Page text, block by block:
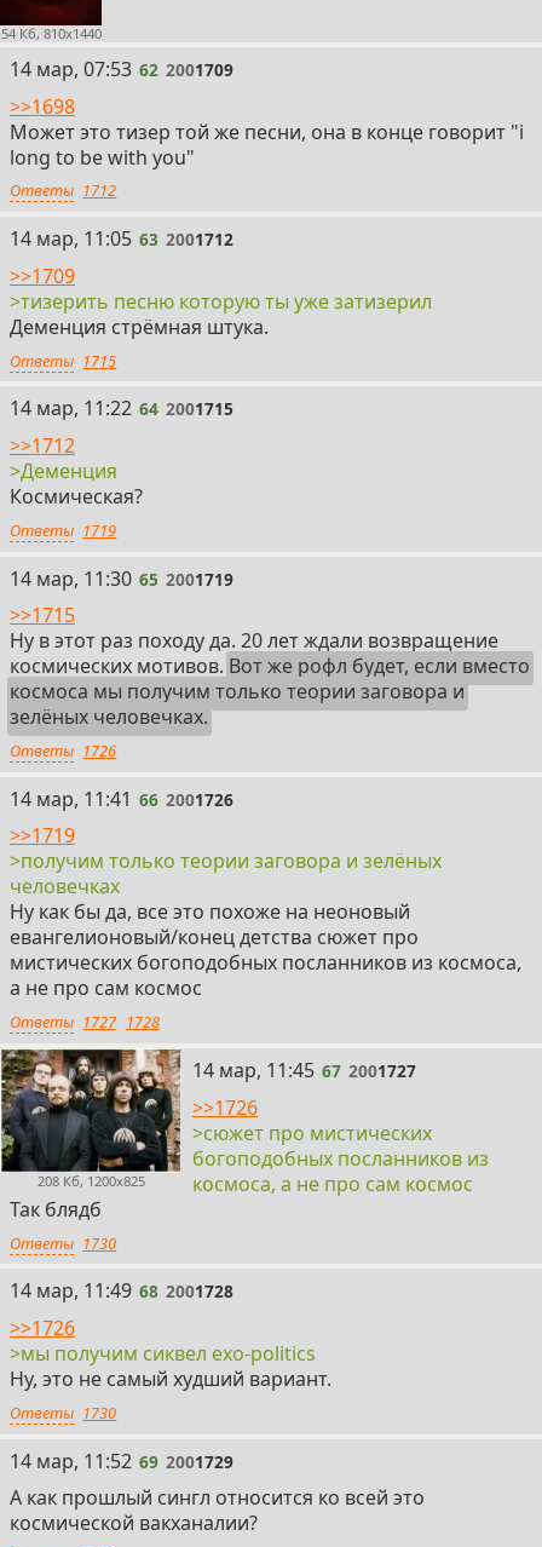
54 Кб, 810x1440
62
14 мар, 07:53 62 2001709
>>1698
Может это тизер той же песни, она в конце говорит "i
long to be with you"
Ответы 1712
63
14 мар, 11:05 63 2001712
>>1709
>тизерить песню которую ты уже затизерил
Деменция стрёмная штука.
Ответы 1715
64
14 мар, 11:22 64 2001715
>>1712
>Деменция
Космическая?
Ответы 1719
65
14 мар, 11:30 65 2001719
>>1715
Ну в этот раз походу да. 20 лет ждали возвращение
космических мотивов. Вот же рофл будет, если вместо
космоса мы получим только теории заговора и
зелёных человечках.
Ответы 1726
66
14 мар, 11:41 66 2001726
>>1719
>получим только теории заговора и зелёных
человечках
Ну как бы да, все это похоже на неоновый
евангелионовый/конец детства сюжет про
мистических богоподобных посланников из космоса,
а не про сам космос
Ответы 1727 1728
208 Кб, 1200x825
67
14 мар, 11:45 67 2001727
>>1726
>сюжет про мистических
богоподобных посланников из
космоса, а не про сам космос
Так блядб
Ответы 1730
68
14 мар, 11:49 68 2001728
>>1726
>мы получим сиквел exo-politics
Ну, это не самый худший вариант.
Ответы 1730
69
14 мар, 11:52 69 2001729
А как прошлый сингл относится ко всей это
космической вакханалии?